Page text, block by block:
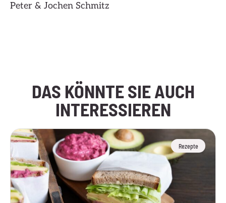
Peter & Jochen Schmitz
DAS KÖNNTE SIE AUCH
INTERESSIEREN
Rezepte